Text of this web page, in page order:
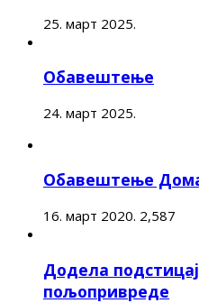
25. март 2025.
Обавештење
24. март 2025.
Обавештење
16. март 2020. 2,587
Додела
пољопривреде